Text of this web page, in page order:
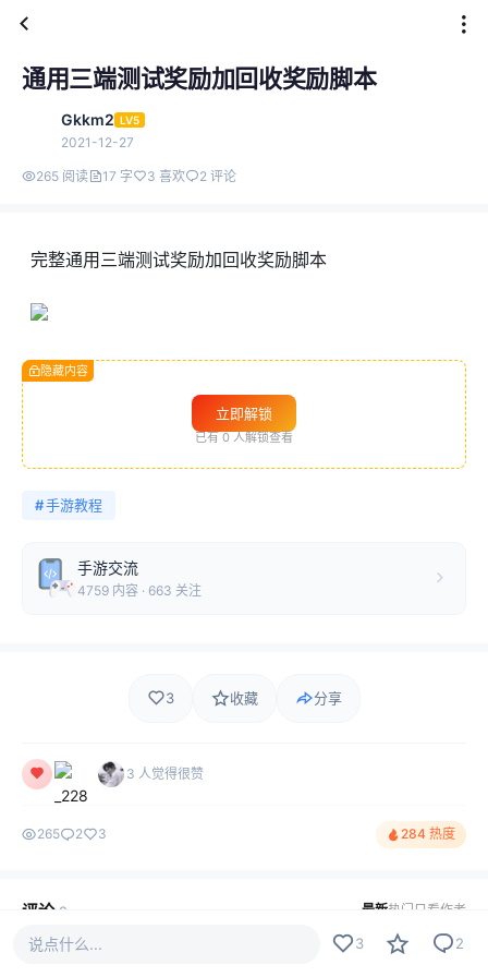
通用三端测试奖励加回收奖励脚本
Gkkm2 LV5
2021-12-27
265 阅读 17 字 3 喜欢 2 评论
完整通用三端测试奖励加回收奖励脚本
隐藏内容
立即解锁
已有 0 人解锁查看
#手游教程
手游交流
4759 内容 · 663 关注
3 收藏 分享
3 人觉得很赞
265 2 3 284 热度
评论 2 最新热门 只看作者
说点什么... 3 2